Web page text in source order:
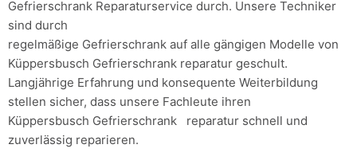
Gefrierschrank Reparaturservice durch. Unsere Techniker
sind durch
regelmäßige Gefrierschrank auf alle gängigen Modelle von
Küppersbusch Gefrierschrank reparatur geschult.
Langjährige Erfahrung und konsequente Weiterbildung
stellen sicher, dass unsere Fachleute ihren
Küppersbusch Gefrierschrank reparatur schnell und
zuverlässig reparieren.